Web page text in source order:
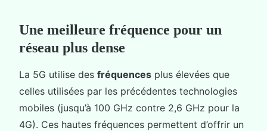
Une meilleure fréquence pour un
réseau plus dense
La 5G utilise des fréquences plus élevées que
celles utilisées par les précédentes technologies
mobiles (jusqu’à 100 GHz contre 2,6 GHz pour la
4G). Ces hautes fréquences permettent d’offrir un